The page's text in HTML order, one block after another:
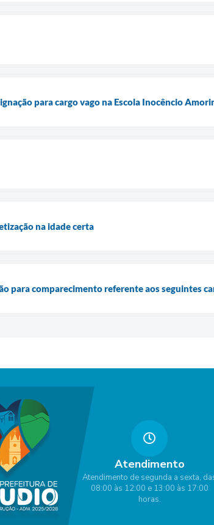
para cargo vago na Escola Inocêncio
na idade certa
para comparecimento referente aos seguintes
Atendimento
Atendimento de segunda a sexta,
08:00 às 12:00 e 13:00 às 17:00
horas.